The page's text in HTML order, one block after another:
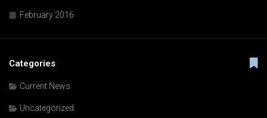
February 2016
Categories
Current News
Uncategorized